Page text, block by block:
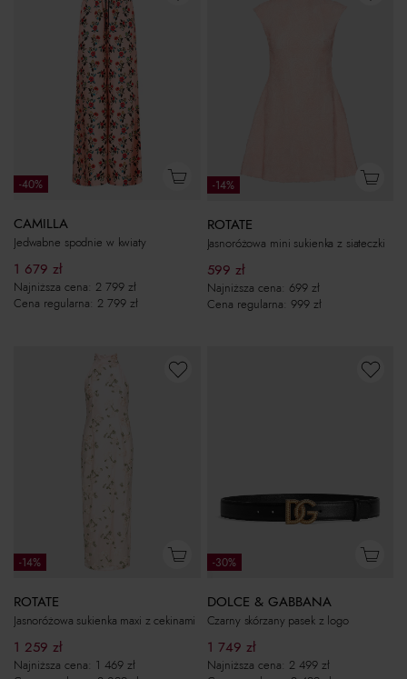
-40%
CAMILLA
Jedwabne spodnie w kwiaty
1 679 zł
Najniższa cena: 2 799 zł
Cena regularna: 2 799 zł
-14%
ROTATE
Jasnoróżowa mini sukienka z siateczki
599 zł
Najniższa cena: 699 zł
Cena regularna: 999 zł
-14%
ROTATE
Jasnoróżowa sukienka maxi z cekinami
1 259 zł
Najniższa cena: 1 469 zł
-30%
DOLCE & GABBANA
Czarny skórzany pasek z logo
1 749 zł
Najniższa cena: 2 499 zł